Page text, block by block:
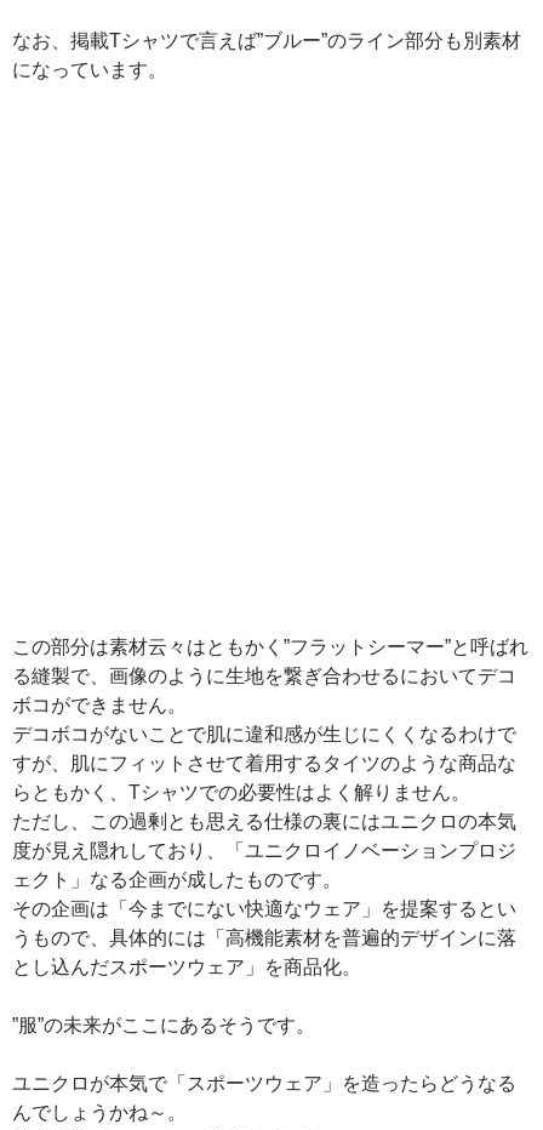
なお、掲載Tシャツで言えば”ブルー”のライン部分も別素材
になっています。
この部分は素材云々はともかく”フラットシーマー”と呼ばれ
る縫製で、画像のように生地を繋ぎ合わせるにおいてデコ
ボコができません。
デコボコがないことで肌に違和感が生じにくくなるわけで
すが、肌にフィットさせて着用するタイツのような商品な
らともかく、Tシャツでの必要性はよく解りません。
ただし、この過剰とも思える仕様の裏にはユニクロの本気
度が見え隠れしており、「ユニクロイノベーションプロジ
ェクト」なる企画が成したものです。
その企画は「今までにない快適なウェア」を提案するとい
うもので、具体的には「高機能素材を普遍的デザインに落
とし込んだスポーツウェア」を商品化。
”服”の未来がここにあるそうです。
ユニクロが本気で「スポーツウェア」を造ったらどうなる
んでしょうかね～。